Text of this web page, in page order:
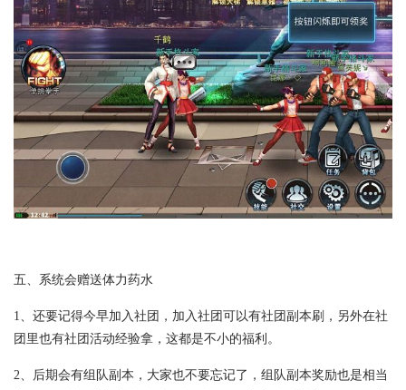
五、系统会赠送体力药水
1、还要记得今早加入社团，加入社团可以有社团副本刷，另外在社
团里也有社团活动经验拿，这都是不小的福利。
2、后期会有组队副本，大家也不要忘记了，组队副本奖励也是相当